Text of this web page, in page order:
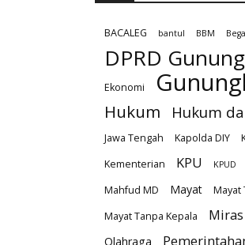
BACALEG bantul BBM
DPRD
Ekonomi
Hukum Hukum
Jawa Tengah Kapolda DIY
Kementerian
KPU KPUD
Mahfud MD
Mayat
Mayat
Mayat Tanpa Kepala
Miras
Olahraga